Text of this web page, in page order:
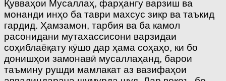
Қувваҳои Мусаллаҳ, фарҳангу варзиш ва
монанди инҳо ба таври махсус зикр ва таъкид
гардид. Ҳамзамон, тарбия ва ба камол
расонидани мутахассисони варзидаи
соҳиблаёқату кӯшо дар ҳама соҳаҳо, ки бо
донишҳои замонавӣ мусаллаҳанд, барои
таъмину рушди мамлакат аз вазифаҳои